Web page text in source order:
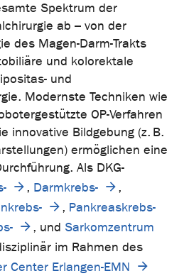
Spektrum der
ab – von der
des Magen-Darm-Trakts
und kolorektale
und
Modernste Techniken wie
OP-Verfahren
innovative Bildgebung (z. B.
ermöglichen eine
Als DKG-
, Darmkrebs-
,
, Pankreaskrebs-
, und Sarkomzentrum
im Rahmen des
Center Erlangen-EMN